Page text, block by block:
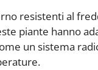
resistenti al
piante hanno
un sistema